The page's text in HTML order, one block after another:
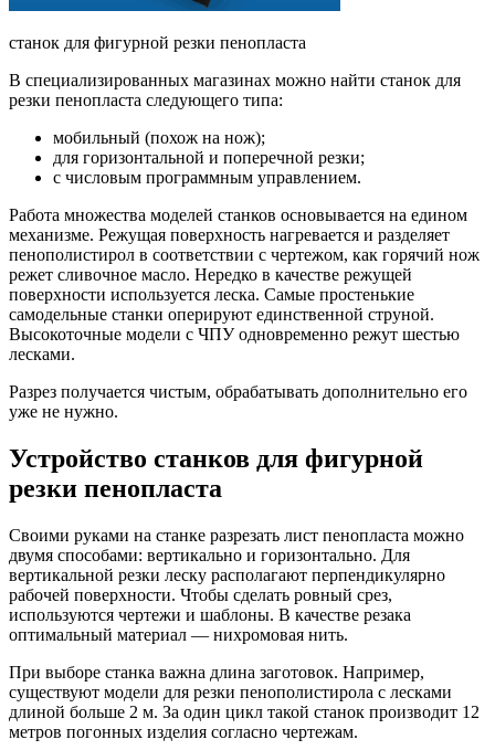
станок для фигурной резки пенопласта
В специализированных магазинах можно найти станок для
резки пенопласта следующего типа:
мобильный (похож на нож);
для горизонтальной и поперечной резки;
с числовым программным управлением.
Работа множества моделей станков основывается на едином
механизме. Режущая поверхность нагревается и разделяет
пенополистирол в соответствии с чертежом, как горячий нож
режет сливочное масло. Нередко в качестве режущей
поверхности используется леска. Самые простенькие
самодельные станки оперируют единственной струной.
Высокоточные модели с ЧПУ одновременно режут шестью
лесками.
Разрез получается чистым, обрабатывать дополнительно его
уже не нужно.
Устройство станков для фигурной
резки пенопласта
Своими руками на станке разрезать лист пенопласта можно
двумя способами: вертикально и горизонтально. Для
вертикальной резки леску располагают перпендикулярно
рабочей поверхности. Чтобы сделать ровный срез,
используются чертежи и шаблоны. В качестве резака
оптимальный материал — нихромовая нить.
При выборе станка важна длина заготовок. Например,
существуют модели для резки пенополистирола с лесками
длиной больше 2 м. За один цикл такой станок производит 12
метров погонных изделия согласно чертежам.